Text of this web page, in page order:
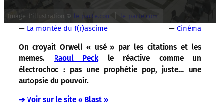
Image d’illustration © le-pacte.com le-pacte.com
— La montée du f(r)ascime — Cinéma
On croyait Orwell « usé » par les citations et les
memes. Raoul Peckle réactive comme un
électrochoc : pas une prophétie pop, juste… une
autopsie du pouvoir.
➔ Voir sur le site « Blast »